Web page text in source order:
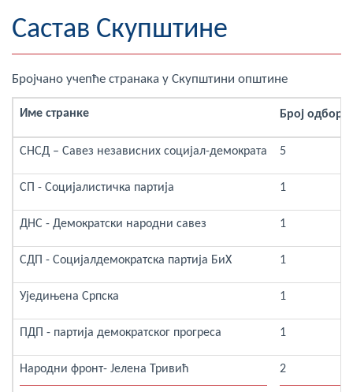
Географија
Насељена мјеста
Занимљивости
О Начелнику
Замјеник начелника
Извјештај о раду начелника
Статут Општине
Скупштинско вијеће општине језеро
Састав Скупштине
Бројчано учепће странака у Скупштини општине
Име странке Број
СНСД – Савез независних социјал-демократа 5
СП - Социјалистичка партија 1
ДНС - Демократски народни савез 1
СДП - Социјалдемократска партија БиХ 1
Уједињена Српска 1
ПДП - партија демократског прогреса 1
Народни фронт- Јелена Тривић 2